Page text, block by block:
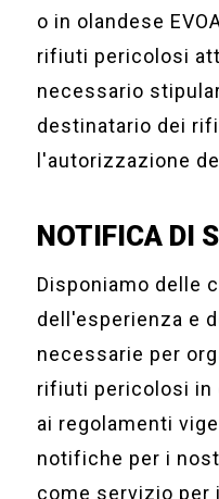
o in olandese
rifiuti pericolosi
necessario
destinatario dei
l'autorizzazione
NOTIFICA DI
Disponiamo delle
dell'esperienza e
necessarie per
rifiuti pericolosi in
ai regolamenti
notifiche per i
come servizio